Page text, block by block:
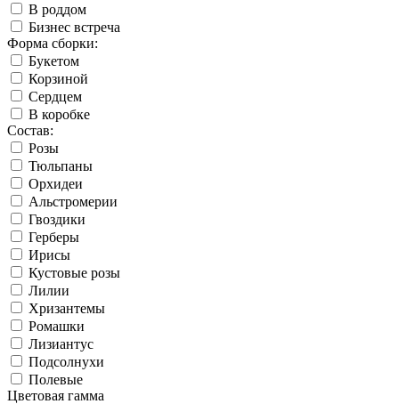
В роддом
Бизнес встреча
Форма сборки:
Букетом
Корзиной
Сердцем
В коробке
Состав:
Розы
Тюльпаны
Орхидеи
Альстромерии
Гвоздики
Герберы
Ирисы
Кустовые розы
Лилии
Хризантемы
Ромашки
Лизиантус
Подсолнухи
Полевые
Цветовая гамма